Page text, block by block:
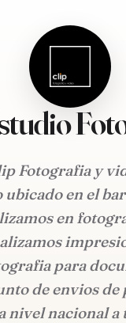
Fotografia y
en el
en
para
de envios de
nivel nacional a